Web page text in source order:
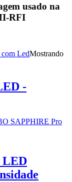
usado na
RFI
com LedMostrando
-
LED